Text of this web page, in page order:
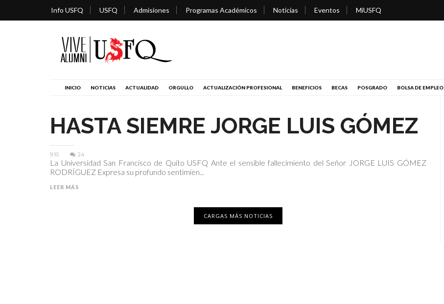
Info USFQ USFQ Admisiones Programas Académicos Noticias Eventos MiUSFQ
INICIO NOTICIAS ACTUALIDAD ORGULLO ACTUALIZACIÓN PROFESIONAL BENEFICIOS BECAS POSGRADO BOLSA DE EMPLEO
HASTA SIEMRE JORGE LUIS GÓMEZ
9:10 24
La Universidad San Francisco de Quito USFQ Ante el sensible fallecimiento del Señor JORGE LUIS GÓMEZ
RODRÍGUEZ Expresa su profundo sentimien...
LEER MÁS
CARGAS MÁS NOTICIAS